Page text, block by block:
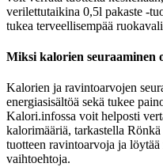
verilettutaikina 0,5l pakaste -
tukea terveellisempää
Miksi kalorien seuraaminen
Kalorien ja ravintoarvojen
energiasisältöä sekä tukee
Kalori.infossa voit helposti
kalorimääriä, tarkastella
tuotteen ravintoarvoja ja
vaihtoehtoja.